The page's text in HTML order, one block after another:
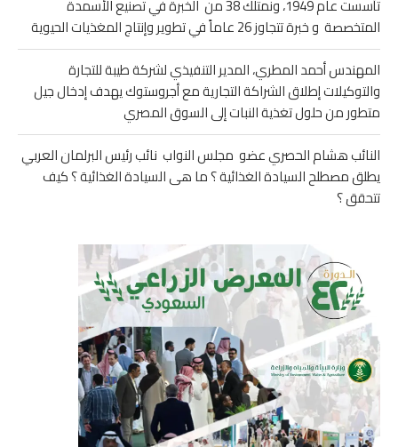
تأسست عام 1949، ونمتلك 38 من الخبرة في تصنيع الأسمدة
المتخصصة و خبرة تتجاوز 26 عاماً في تطوير وإنتاج المغذيات الحيوية
المهندس أحمد المطري، المدير التنفيذي لشركة طيبة للتجارة
والتوكيلات إطلاق الشراكة التجارية مع أجروستوك يهدف إدخال جيل
متطور من حلول تغذية النبات إلى السوق المصري
النائب هشام الحصري عضو مجلس النواب نائب رئيس البرلمان العربي
يطلق مصطلح السيادة الغذائية ؟ ما هى السيادة الغذائية ؟ كيف
تتحقق ؟